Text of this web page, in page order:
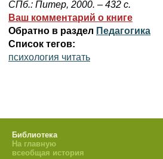
СПб.: Питер, 2000. – 432 с.
Ваш комментарий о книге
Обратно в раздел Педагогика
Список тегов:
психология читать
Библиотека
На главную
всеобщая история